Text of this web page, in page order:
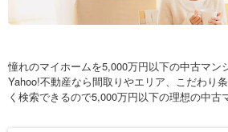
憧れのマイホームを5,000万円以下の中古マン
Yahoo!不動産なら間取りやエリア、こだわり
く検索できるので5,000万円以下の理想の中古